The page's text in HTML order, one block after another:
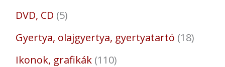
DVD, CD 5
Gyertya, olajgyertya, gyertyatartó 18
Ikonok, grafikák 110